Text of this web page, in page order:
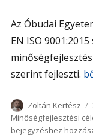
Az Óbudai
EN ISO
szerint fejleszti.
Szerző
Zoltán Kertész
Minőségfejlesztési
bejegyzéshez